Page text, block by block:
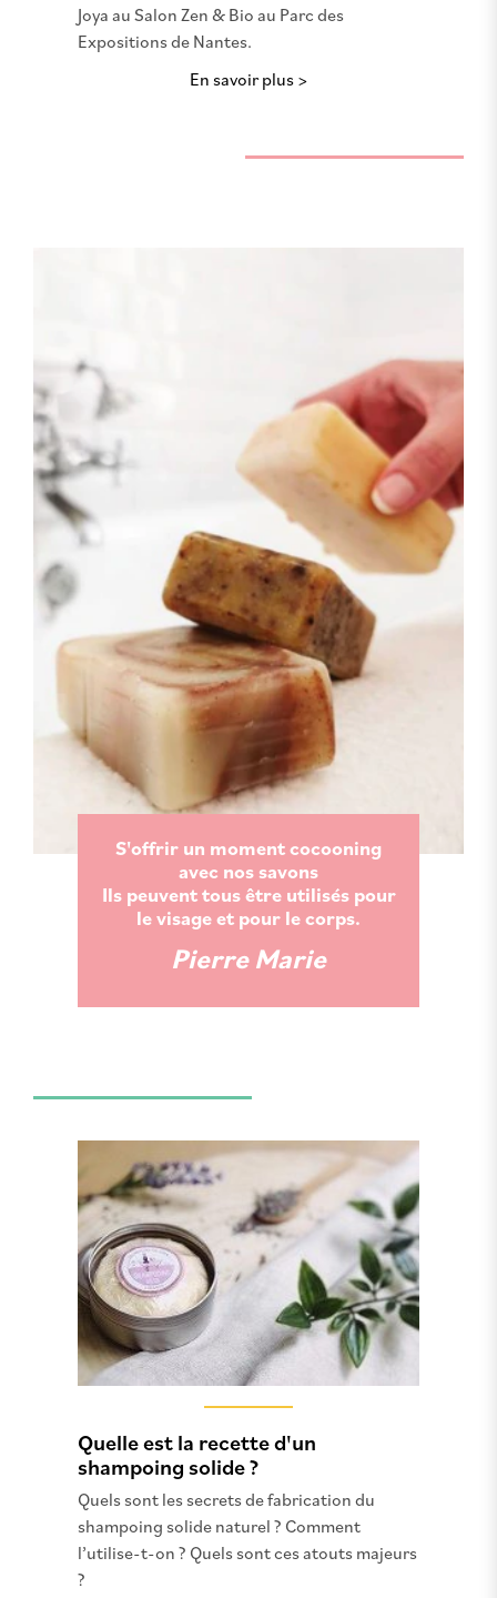
Joya au Salon Zen & Bio au Parc des
Expositions de Nantes.
En savoir plus
S'offrir un moment cocooning
avec nos savons
Ils peuvent tous être utilisés pour
le visage et pour le corps.
Pierre Marie
Quelle est la recette d'un
shampoing solide ?
Quels sont les secrets de fabrication du
shampoing solide naturel ? Comment
l’utilise-t-on ? Quels sont ces atouts majeurs
?